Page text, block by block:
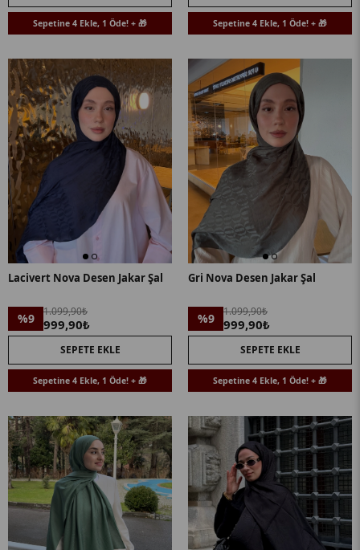
Sepetine 4 Ekle, 1 Öde! + 🎁 Sepetine 4 Ekle, 1 Öde! + 🎁
Lacivert Nova Desen Jakar Şal
%9 1.099,90₺
999,90₺
SEPETE EKLE
Sepetine 4 Ekle, 1 Öde! + 🎁
Gri Nova Desen Jakar Şal
%9 1.099,90₺
999,90₺
SEPETE EKLE
Sepetine 4 Ekle, 1 Öde! + 🎁